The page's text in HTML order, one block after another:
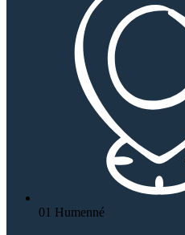
01 Humenné